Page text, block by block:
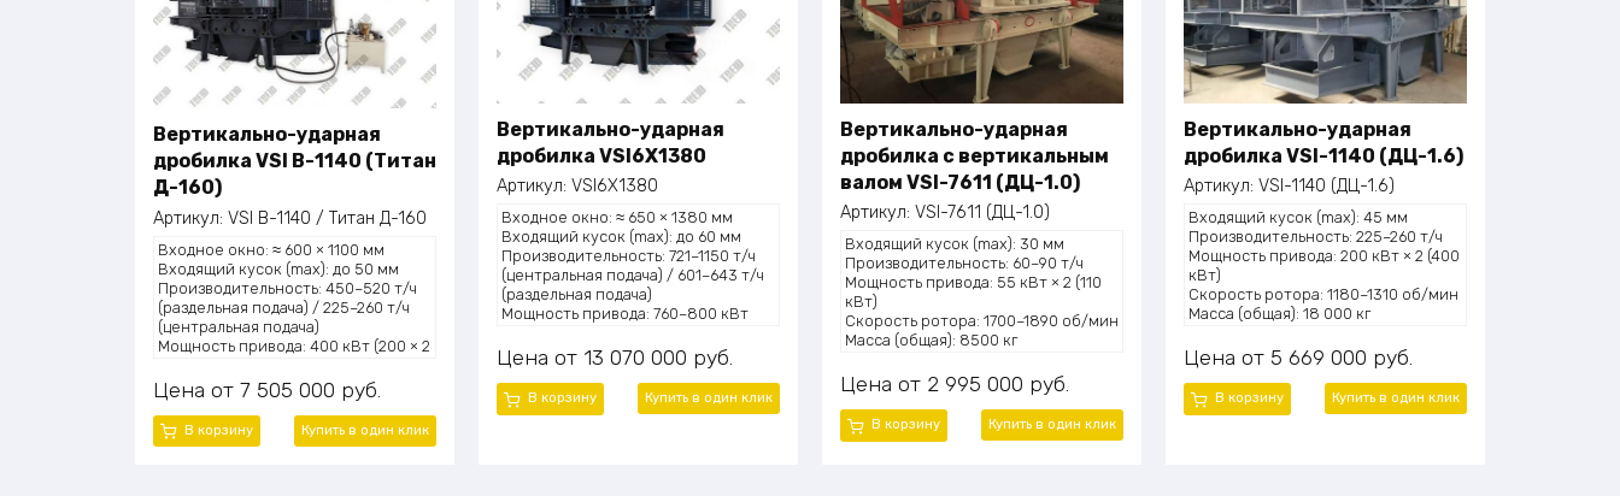
Вертикально-ударная
дробилка VSI В-1140 (Титан
Д-160)
Артикул: VSI В-1140 / Титан Д-160
Входное окно: ≈ 600 × 1100 мм
Входящий кусок (max): до 50 мм
Производительность: 450–520 т/ч
(раздельная подача) / 225–260 т/ч
(центральная подача)
Мощность привода: 400 кВт (200 × 2
Скорость ротора: 1180–1310 об/мин
Режим дробления: камень о камень
/ камень о металл (Stone-on-Stone /
Rock-on-Anvil, в зависимости от
Цена 7 505 000 руб.
В корзину Купить в один клик
Вертикально-ударная
дробилка VSI6X1380
Артикул: VSI6X1380
Входное окно: ≈ 650 × 1380 мм
Входящий кусок (max): до 60 мм
Производительность: 721–1150 т/ч
(центральная подача) / 601–643 т/ч
(раздельная подача)
Мощность привода: 760–800 кВт
Скорость ротора: 800–1100 об/мин
Режим дробления: камень о камень
/ камень о металл (Stone-on-Stone /
Rock-on-Anvil, в зависимости от
Цена 13 070 000 руб.
В корзину Купить в один клик
Вертикально-ударная
дробилка с вертикальным
валом VSI-7611 (ДЦ-1.0)
Артикул: VSI-7611 (ДЦ-1.0)
Входящий кусок (max): 30 мм
Производительность: 60–90 т/ч
Мощность привода: 55 кВт × 2 (110
кВт)
Скорость ротора: 1700–1890 об/мин
Масса (общая): 8500 кг
Цена 2 995 000 руб.
В корзину Купить в один клик
Вертикально-ударная
дробилка VSI-1140 (ДЦ-1.6)
Артикул: VSI-1140 (ДЦ-1.6)
Входящий кусок (max): 45 мм
Производительность: 225–260 т/ч
Мощность привода: 200 кВт × 2 (400
кВт)
Скорость ротора: 1180–1310 об/мин
Масса (общая): 18 000 кг
Цена 5 669 000 руб.
В корзину Купить в один клик